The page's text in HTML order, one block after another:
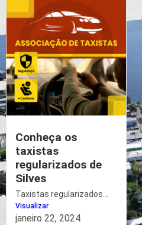
Conheça os
taxistas
regularizados de
Silves
Taxistas regularizados...
Visualizar
janeiro 22, 2024